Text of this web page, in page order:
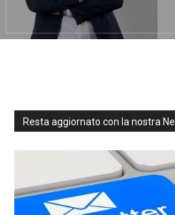
Resta aggiornato con la nostra